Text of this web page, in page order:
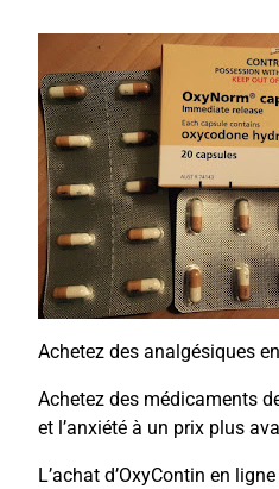
Achetez des analgésiques
Achetez des médicaments
et l’anxiété à un prix plus
L’achat d’OxyContin en